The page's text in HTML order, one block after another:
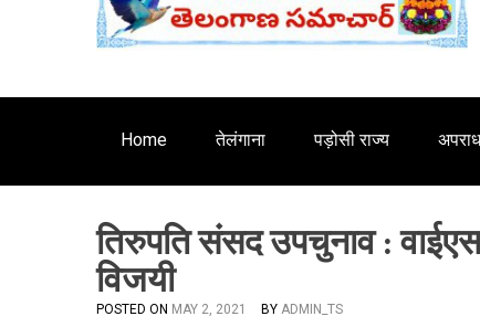
e
Home तेलंगाना पड़ोसी राज्य अपराध
तिरुपति संसद उपचुनाव :
विजयी
POSTED ON MAY 2, 2021 BY ADMIN_TS